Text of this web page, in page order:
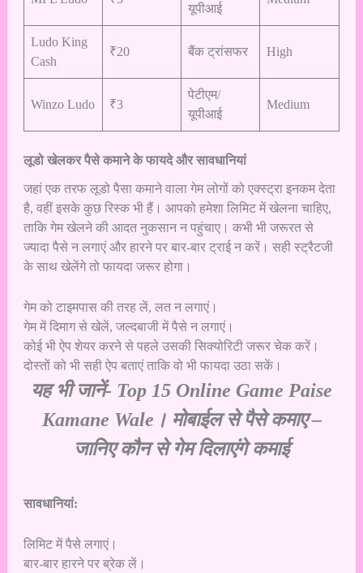
यूपीआई
Ludo King
Cash
₹20 बैंक ट्रांसफर High
Winzo Ludo ₹3
पेटीएम/
यूपीआई
Medium
लूडो खेलकर पैसे कमाने के फायदे और सावधानियां
जहां एक तरफ लूडो पैसा कमाने वाला गेम लोगों को एक्स्ट्रा इनकम देता
है, वहीं इसके कुछ रिस्क भी हैं। आपको हमेशा लिमिट में खेलना चाहिए,
ताकि गेम खेलने की आदत नुकसान न पहुंचाए। कभी भी जरूरत से
ज्यादा पैसे न लगाएं और हारने पर बार-बार ट्राई न करें। सही स्ट्रैटजी
के साथ खेलेंगे तो फायदा जरूर होगा।
गेम को टाइमपास की तरह लें, लत न लगाएं।
गेम में दिमाग से खेलें, जल्दबाजी में पैसे न लगाएं।
कोई भी ऐप शेयर करने से पहले उसकी सिक्योरिटी जरूर चेक करें।
दोस्तों को भी सही ऐप बताएं ताकि वो भी फायदा उठा सकें।
यह भी जानें- Top 15 Online Game Paise
Kamane Wale। मोबाईल से पैसे कमाए –
जानिए कौन से गेम दिलाएंगे कमाई
सावधानियां:
लिमिट में पैसे लगाएं।
बार-बार हारने पर ब्रेक लें।